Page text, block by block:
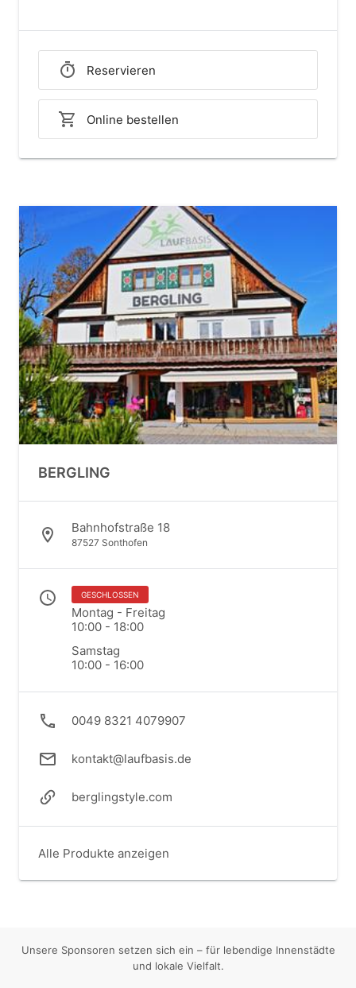
BERGLING
Bahnhofstraße 18
87527 Sonthofen
GESCHLOSSEN
Montag - Freitag
10:00 - 18:00
Samstag
10:00 - 16:00
0049 8321 4079907
kontakt@laufbasis.de
berglingstyle.com
Alle Produkte anzeigen
Reservieren
Online bestellen
Unsere Sponsoren setzen sich ein – für lebendige Innenstädte
und lokale Vielfalt.